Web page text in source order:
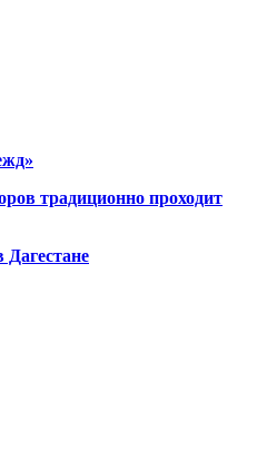
традиционно проходит
Дагестане